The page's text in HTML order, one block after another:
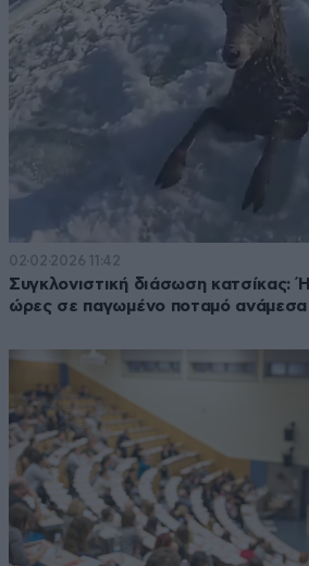
02·02·2026 11:42
Συγκλονιστική διάσωση κατσίκας:
ώρες σε παγωμένο ποταμό ανάμεσα